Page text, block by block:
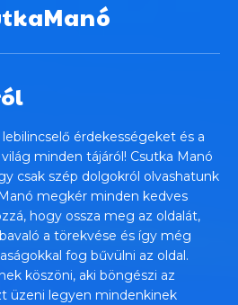
érdekességeket és a
minden tájáról! Csutka Manó
csak szép dolgokról olvashatunk
megkér minden kedves
hogy ossza meg az oldalát,
a törekvése és így még
fog bűvülni az oldal.
köszöni, aki böngészi az
üzeni legyen mindenkinek